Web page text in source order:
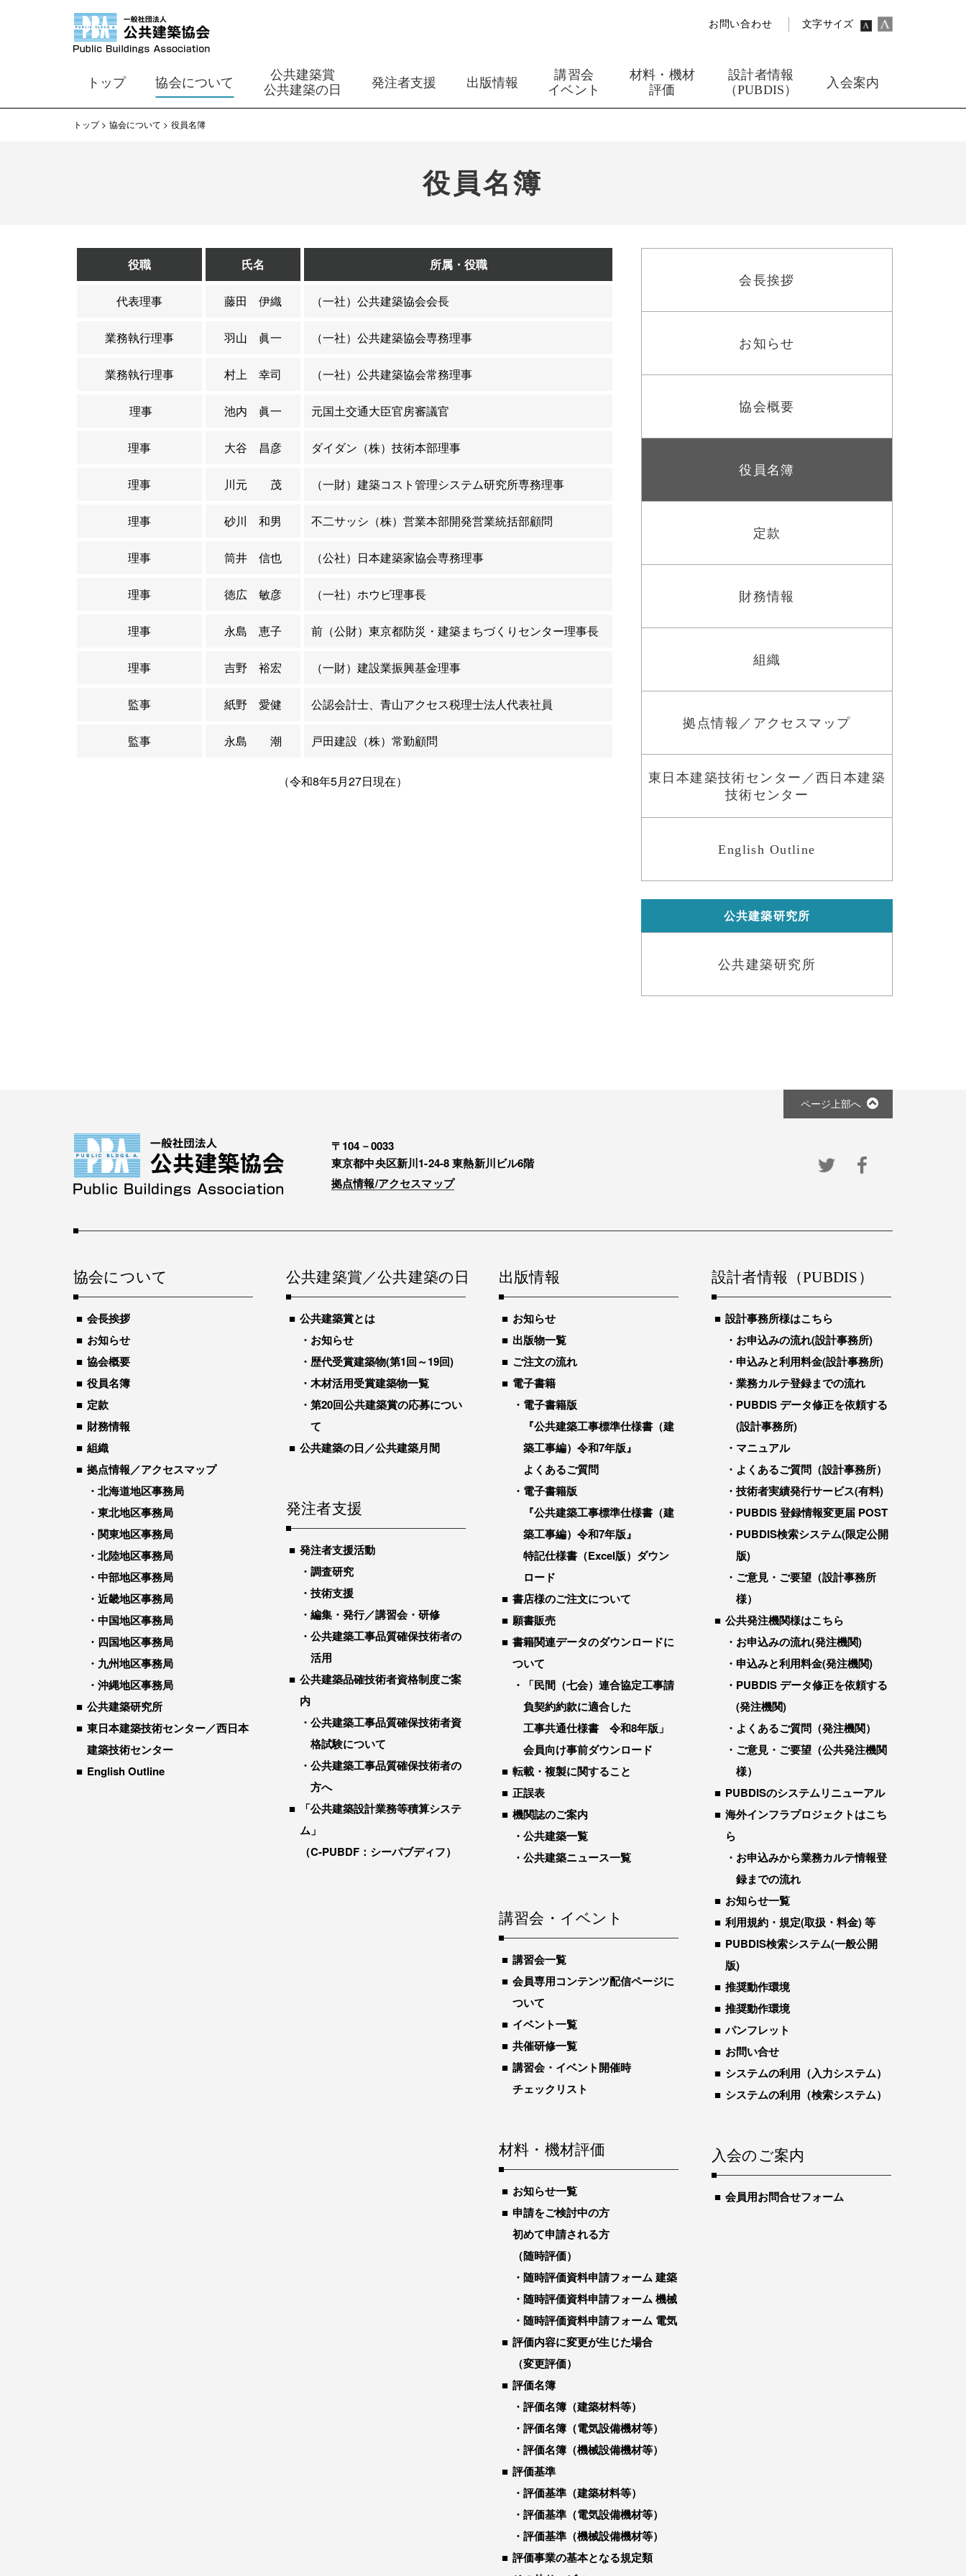
お問い合わせ 文字サイズ
トップ 協会について
公共建築賞
公共建築の日
発注者支援 出版情報
講習会
イベント
材料・機材
評価
設計者情報
（PUBDIS）
入会案内
トップ 協会について 役員名簿
役員名簿
役職 氏名 所属・役職
代表理事 藤田 伊織 （一社）公共建築協会会長
業務執行理事 羽山 眞一 （一社）公共建築協会専務理事
業務執行理事 村上 幸司 （一社）公共建築協会常務理事
理事 池内 眞一 元国土交通大臣官房審議官
理事 大谷 昌彦 ダイダン（株）技術本部理事
理事 川元 茂 （一財）建築コスト管理システム研究所専務理事
理事 砂川 和男 不二サッシ（株）営業本部開発営業統括部顧問
理事 筒井 信也 （公社）日本建築家協会専務理事
理事 徳広 敏彦 （一社）ホウビ理事長
理事 永島 恵子 前（公財）東京都防災・建築まちづくりセンター理事長
理事 吉野 裕宏 （一財）建設業振興基金理事
監事 紙野 愛健 公認会計士、青山アクセス税理士法人代表社員
監事 永島 潮 戸田建設（株）常勤顧問
（令和8年5月27日現在）
会長挨拶
お知らせ
協会概要
役員名簿
定款
財務情報
組織
拠点情報／アクセスマップ
東日本建築技術センター／西日本建築
技術センター
English Outline
公共建築研究所
公共建築研究所
ページ上部へ
〒104－0033
東京都中央区新川1-24-8 東熱新川ビル6階
拠点情報/アクセスマップ
協会について
会長挨拶
お知らせ
協会概要
役員名簿
定款
財務情報
組織
拠点情報／アクセスマップ
北海道地区事務局
東北地区事務局
関東地区事務局
北陸地区事務局
中部地区事務局
近畿地区事務局
中国地区事務局
四国地区事務局
九州地区事務局
沖縄地区事務局
公共建築研究所
東日本建築技術センター／西日本
建築技術センター
English Outline
公共建築賞／公共建築の日
公共建築賞とは
お知らせ
歴代受賞建築物(第1回～19回)
木材活用受賞建築物一覧
第20回公共建築賞の応募につい
て
公共建築の日／公共建築月間
発注者支援
発注者支援活動
調査研究
技術支援
編集・発行／講習会・研修
公共建築工事品質確保技術者の
活用
公共建築品確技術者資格制度ご案
内
公共建築工事品質確保技術者資
格試験について
公共建築工事品質確保技術者の
方へ
「公共建築設計業務等積算システ
ム」
（C-PUBDF：シーパブディフ）
出版情報
お知らせ
出版物一覧
ご注文の流れ
電子書籍
電子書籍版
『公共建築工事標準仕様書（建
築工事編）令和7年版』
よくあるご質問
電子書籍版
『公共建築工事標準仕様書（建
築工事編）令和7年版』
特記仕様書（Excel版）ダウン
ロード
書店様のご注文について
願書販売
書籍関連データのダウンロードに
ついて
「民間（七会）連合協定工事請
負契約約款に適合した
工事共通仕様書 令和8年版」
会員向け事前ダウンロード
転載・複製に関すること
正誤表
機関誌のご案内
公共建築一覧
公共建築ニュース一覧
講習会・イベント
講習会一覧
会員専用コンテンツ配信ページに
ついて
イベント一覧
共催研修一覧
講習会・イベント開催時
チェックリスト
材料・機材評価
お知らせ一覧
申請をご検討中の方
初めて申請される方
（随時評価）
随時評価資料申請フォーム 建築
随時評価資料申請フォーム 機械
随時評価資料申請フォーム 電気
評価内容に変更が生じた場合
（変更評価）
評価名簿
評価名簿（建築材料等）
評価名簿（電気設備機材等）
評価名簿（機械設備機材等）
評価基準
評価基準（建築材料等）
評価基準（電気設備機材等）
評価基準（機械設備機材等）
評価事業の基本となる規定類
設計者情報（PUBDIS）
設計事務所様はこちら
お申込みの流れ(設計事務所)
申込みと利用料金(設計事務所)
業務カルテ登録までの流れ
PUBDIS データ修正を依頼する
(設計事務所)
マニュアル
よくあるご質問（設計事務所）
技術者実績発行サービス(有料)
PUBDIS 登録情報変更届 POST
PUBDIS検索システム(限定公開
版)
ご意見・ご要望（設計事務所
様）
公共発注機関様はこちら
お申込みの流れ(発注機関)
申込みと利用料金(発注機関)
PUBDIS データ修正を依頼する
(発注機関)
よくあるご質問（発注機関）
ご意見・ご要望（公共発注機関
様）
PUBDISのシステムリニューアル
海外インフラプロジェクトはこち
ら
お申込みから業務カルテ情報登
録までの流れ
お知らせ一覧
利用規約・規定(取扱・料金) 等
PUBDIS検索システム(一般公開
版)
推奨動作環境
推奨動作環境
パンフレット
お問い合せ
システムの利用（入力システム）
システムの利用（検索システム）
入会のご案内
会員用お問合せフォーム